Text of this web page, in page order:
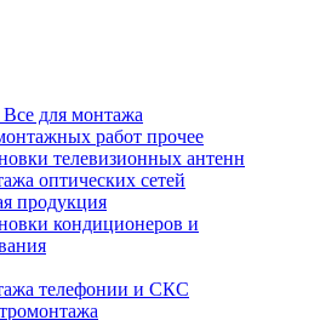
Все для монтажа
работ прочее
телевизионных антенн
оптических сетей
продукция
кондиционеров и
телефонии и СКС